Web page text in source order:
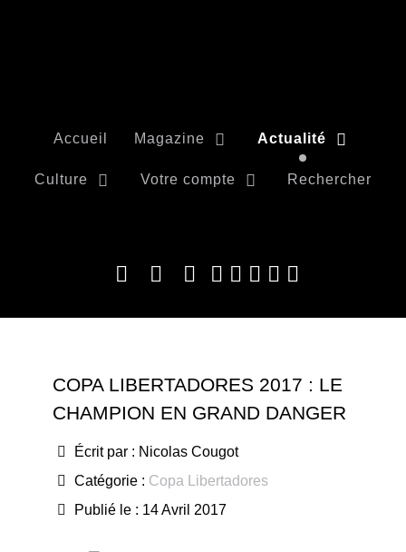
Accueil Magazine Actualité
Culture Votre compte Rechercher
COPA LIBERTADORES 2017 : LE
CHAMPION EN GRAND DANGER
Écrit par : Nicolas Cougot
Catégorie : Copa Libertadores
Publié le : 14 Avril 2017